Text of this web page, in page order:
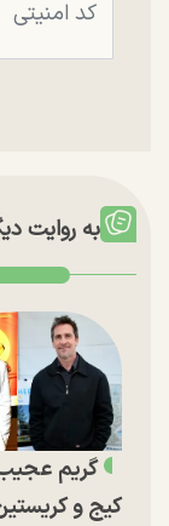
به روایت
گریم
کیج و